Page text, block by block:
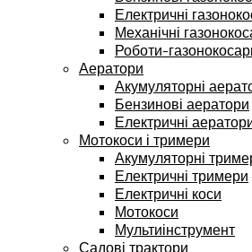
Електричні
Механічні
Роботи-
Аератори
Акумуляторні
Бензинові аератори
Електричні
Мотокоси і тримери
Акумуляторні
Електричні тримери
Електричні коси
Мотокоси
Мультиінструмент
Садові трактори